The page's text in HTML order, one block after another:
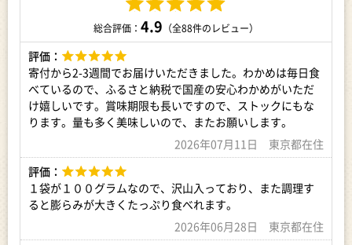
総合評価： 4.9 （全88件のレビュー）
評価：
寄付から2-3週間でお届けいただきました。わかめは毎日食
べているので、ふるさと納税で国産の安心わかめがいただ
け嬉しいです。賞味期限も長いですので、ストックにもな
ります。量も多く美味しいので、またお願いします。
2026年07月11日 東京都在住
評価：
１袋が１００グラムなので、沢山入っており、また調理す
ると膨らみが大きくたっぷり食べれます。
2026年06月28日 東京都在住